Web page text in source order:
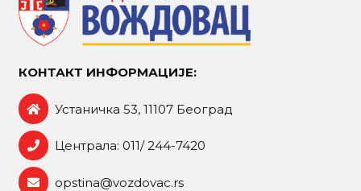
КОНТАКТ ИНФОРМАЦИЈЕ:
Устаничка 53, 11107 Београд
Централа: 011/ 244-7420
opstina@vozdovac.rs